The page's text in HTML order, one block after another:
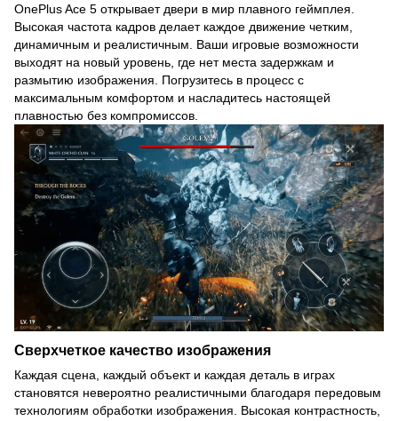
OnePlus Ace 5 открывает двери в мир плавного геймплея.
Высокая частота кадров делает каждое движение четким,
динамичным и реалистичным. Ваши игровые возможности
выходят на новый уровень, где нет места задержкам и
размытию изображения. Погрузитесь в процесс с
максимальным комфортом и насладитесь настоящей
плавностью без компромиссов.
Сверхчеткое качество изображения
Каждая сцена, каждый объект и каждая деталь в играх
становятся невероятно реалистичными благодаря передовым
технологиям обработки изображения. Высокая контрастность,